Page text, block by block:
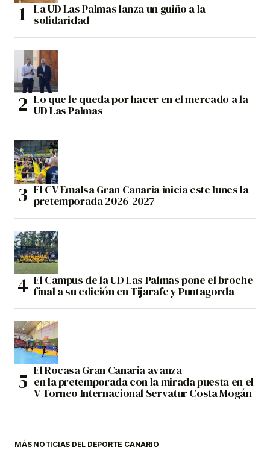
La UD Las Palmas lanza un guiño a la
solidaridad
Lo que le queda por hacer en el mercado a la
UD Las Palmas
El CV Emalsa Gran Canaria inicia este lunes la
pretemporada 2026-2027
El Campus de la UD Las Palmas pone el broche
final a su edición en Tijarafe y Puntagorda
El Rocasa Gran Canaria avanza
en la pretemporada con la mirada puesta en el
V Torneo Internacional Servatur Costa Mogán
MÁS NOTICIAS DEL DEPORTE CANARIO